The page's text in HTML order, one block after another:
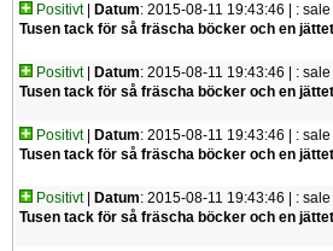
Positivt| Datum: 2015-08-11 19:43:46 | : sale |
Tusen tack för så fräscha böcker och en
Positivt| Datum: 2015-08-11 19:43:46 | : sale |
Tusen tack för så fräscha böcker och en
Positivt| Datum: 2015-08-11 19:43:46 | : sale |
Tusen tack för så fräscha böcker och en
Positivt| Datum: 2015-08-11 19:43:46 | : sale |
Tusen tack för så fräscha böcker och en